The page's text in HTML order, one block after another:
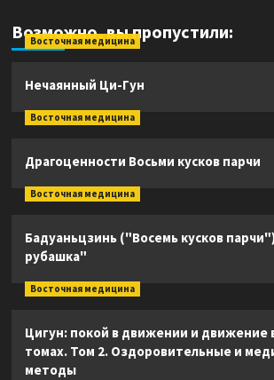
Возможно, вы пропустили:
Восточная медицина
Нечаянный Ци-Гун
Восточная медицина
Драгоценности Восьми кусков парчи
Восточная медицина
Бадуаньцзинь ("Восемь кусков
рубашка"
Восточная медицина
Цигун: покой в движении и движение
томах. Том 2. Оздоровительные и
методы